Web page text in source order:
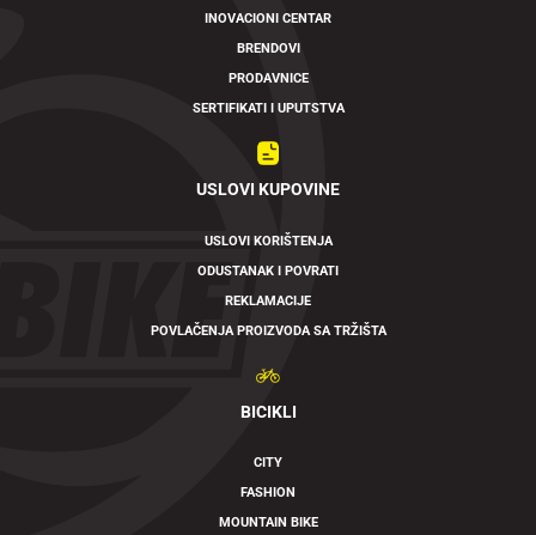
INOVACIONI CENTAR
BRENDOVI
PRODAVNICE
SERTIFIKATI I UPUTSTVA
USLOVI KUPOVINE
USLOVI KORIŠTENJA
ODUSTANAK I POVRATI
REKLAMACIJE
POVLAČENJA PROIZVODA SA TRŽIŠTA
BICIKLI
CITY
FASHION
MOUNTAIN BIKE